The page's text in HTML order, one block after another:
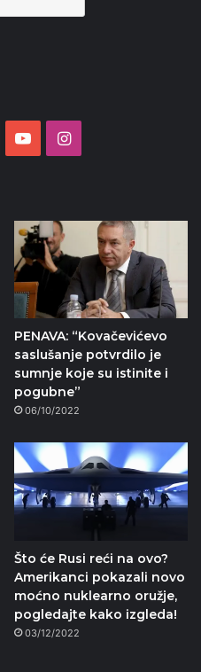
YouTubeInstagram
PENAVA: “Kovačevićevo
saslušanje potvrdilo je
sumnje koje su istinite i
pogubne”
06/10/2022
Što će Rusi reći na ovo?
Amerikanci pokazali novo
moćno nuklearno oružje,
pogledajte kako izgleda!
03/12/2022